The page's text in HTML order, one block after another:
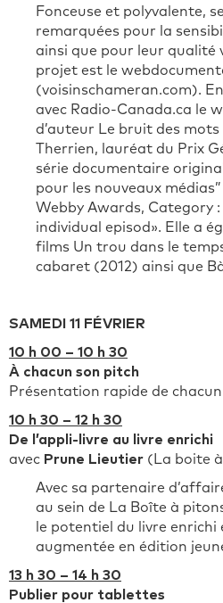
Fonceuse et polyvalente,
remarquées pour la
ainsi que pour leur qualité
projet est le
(voisinschameran.com).
avec Radio-Canada.ca le
d’auteur Le bruit des
Therrien, lauréat du Prix
série documentaire
pour les nouveaux
Webby Awards, Category
individual episod». Elle a
films Un trou dans le
cabaret (2012) ainsi que
SAMEDI 11 FÉVRIER
10 h 00 – 10 h 30
À chacun son pitch
Présentation rapide de
10 h 30 – 12 h 30
De l’appli-livre au livre enrichi
avec Prune Lieutier (La boite
Avec sa partenaire
au sein de La Boîte à
le potentiel du livre enrichi
augmentée en édition
13 h 30 – 14 h 30
Publier pour tablettes